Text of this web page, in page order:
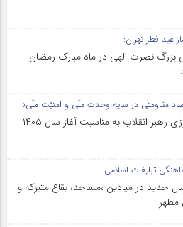
عید فطر تهران:
بزرگ نصرت الهی در ماه مبارک رمضان
مقاومتی در سایه وحدت ملّی و امنیّت ملّی»
رهبر انقلاب به مناسبت آغاز سال ۱۴۰۵
تبلیغات اسلامی
جدید در میادین ،مساجد، بقاع متبرکه‌ و